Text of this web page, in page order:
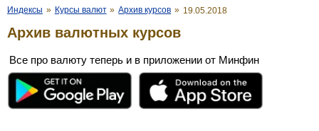
Индексы » Курсы валют » Архив курсов » 19.05.2018
Архив валютных курсов
Все про валюту теперь и в приложении от Минфин